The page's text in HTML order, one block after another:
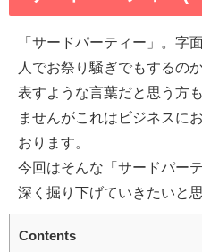
「サードパーティー」。字
人でお祭り騒ぎでもするの
表すような言葉だと思う方
ませんがこれはビジネスに
おります。
今回はそんな「サードパー
深く掘り下げていきたいと思
Contents